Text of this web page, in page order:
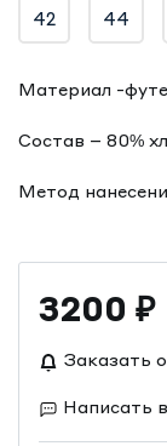
42 44
Материал -
Состав – 80%
Метод
3200 ₽
Заказать
Написать